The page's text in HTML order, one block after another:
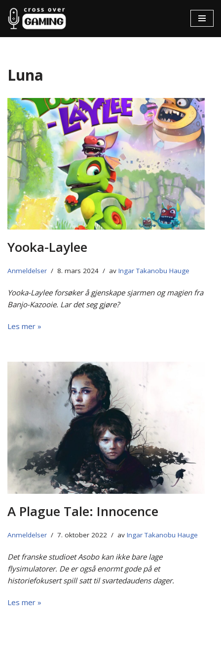
Hopp
til
Luna
Yooka-Laylee
Anmeldelser 8. mars 2024 av Ingar Takanobu Hauge
Yooka-Laylee forsøker å gjenskape sjarmen og magien fra
Banjo-Kazooie. Lar det seg gjøre?
Les mer »
A Plague Tale: Innocence
Anmeldelser 7. oktober 2022 av Ingar Takanobu Hauge
Det franske studioet Asobo kan ikke bare lage
flysimulatorer. De er også enormt gode på et
historiefokusert spill satt til svartedaudens dager.
Les mer »